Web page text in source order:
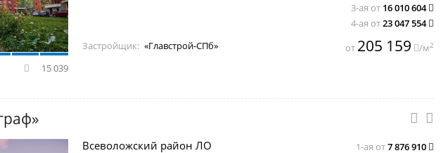
15 039
3-ая от 16 010 604
4-ая от23 047 554
от 205 159 /м2
Застройщик: «Главстрой-СПб»
Всеволожский район ЛО 1-ая от7 876 910